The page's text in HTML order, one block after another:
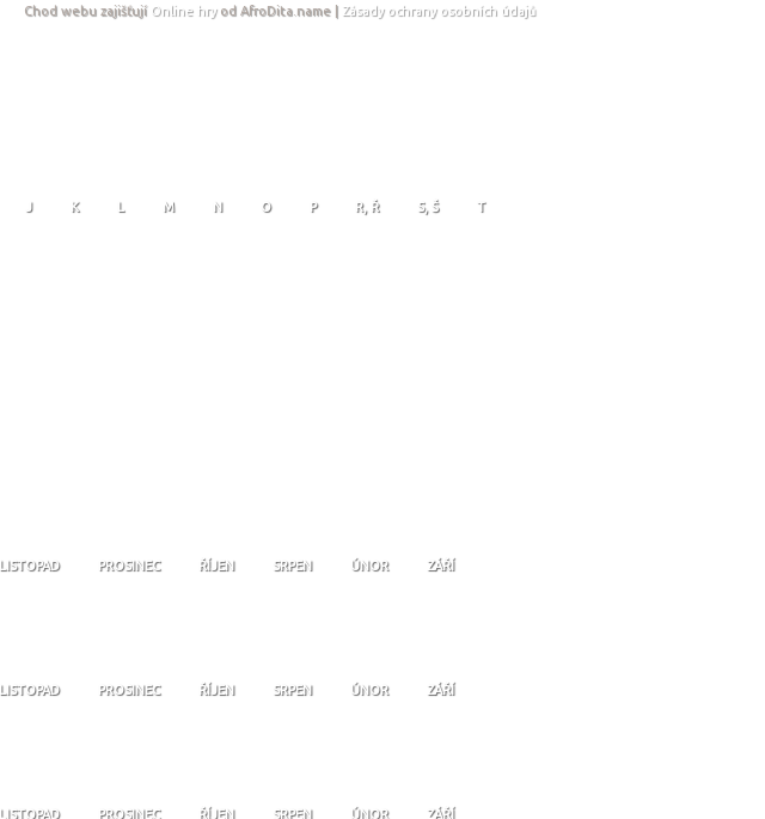
Chod webu zajišťují Online hryod AfroDita.name | Zásady ochrany osobních údajů
J K L M N O P R, Ř S, Š T
LISTOPAD PROSINEC ŘÍJEN SRPEN ÚNOR ZÁŘÍ
LISTOPAD PROSINEC ŘÍJEN SRPEN ÚNOR ZÁŘÍ
LISTOPAD PROSINEC ŘÍJEN SRPEN ÚNOR ZÁŘÍ